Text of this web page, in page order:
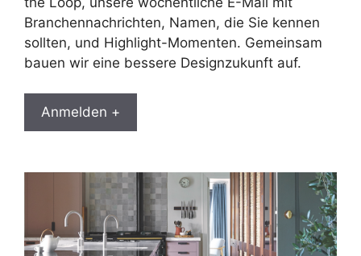
Branchennachrichten, Namen, die Sie kennen
sollten, und Highlight-Momenten. Gemeinsam
bauen wir eine bessere Designzukunft auf.
Anmelden +